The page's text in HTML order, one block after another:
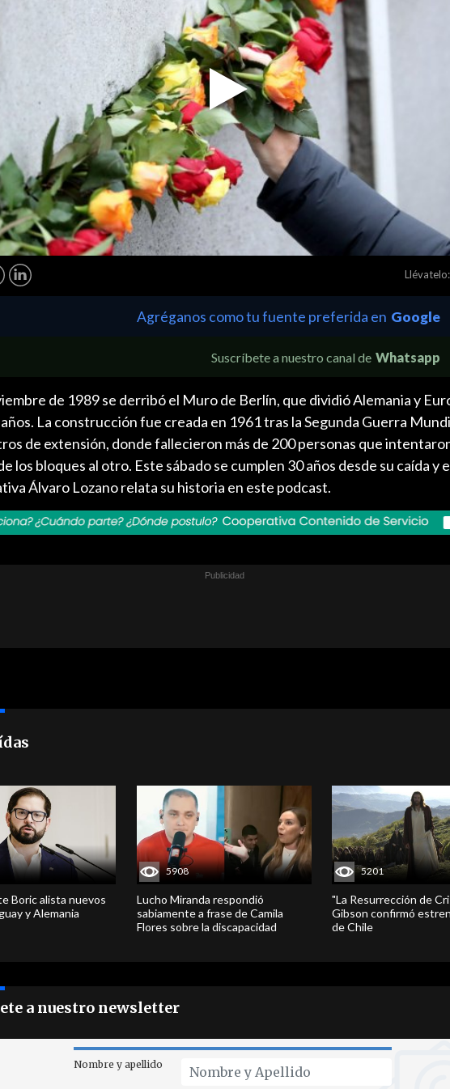
Play
Video
Llévatelo:
Agréganos como tu fuente preferida en Google
Suscríbete a nuestro canal de Whatsapp
de 1989 se derribó el Muro de Berlín, que dividió Alemania y
La construcción fue creada en 1961 tras la Segunda Guerra
de extensión, donde fallecieron más de 200 personas que
los bloques al otro. Este sábado se cumplen 30 años desde su caída y
Álvaro Lozano relata su historia en este podcast.
Boric alista nuevos
y Alemania
5908
Lucho Miranda respondió
sabiamente a frase de Camila
Flores sobre la discapacidad
5201
"La Resurrección de
Gibson confirmó
de Chile
a nuestro newsletter
Nombre y apellido